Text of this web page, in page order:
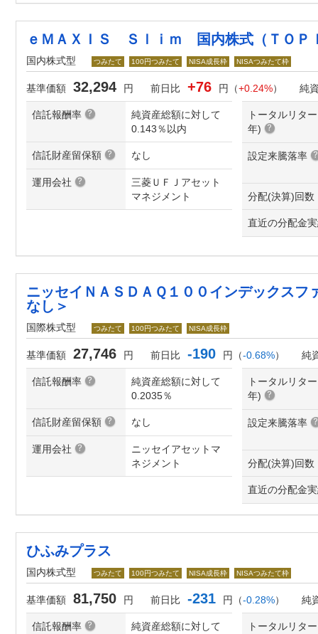
ｅＭＡＸＩＳ Ｓｌｉｍ 国内株式（ＴＯＰ
国内株式型 つみたて 100円つみたて NISA成長枠 NISAつみたて枠
基準価額 32,294 円 前日比 +76 円（+0.24%） 純
信託報酬率
純資産総額に対して
0.143％以内
信託財産留保額 なし
運用会社
三菱ＵＦＪアセット
マネジメント
トータルリタ
年)
設定来騰落率
分配(決算)回数
直近の分配金
ニッセイＮＡＳＤＡＱ１００インデックスフ
なし＞
国際株式型 つみたて 100円つみたて NISA成長枠
基準価額 27,746 円 前日比 -190 円（-0.68%） 純
信託報酬率
純資産総額に対して
0.2035％
信託財産留保額 なし
運用会社
ニッセイアセットマ
ネジメント
トータルリタ
年)
設定来騰落率
分配(決算)回数
直近の分配金
ひふみプラス
国内株式型 つみたて 100円つみたて NISA成長枠 NISAつみたて枠
基準価額 81,750 円 前日比 -231 円（-0.28%） 純
信託報酬率
純資産総額に対して
トータルリタ